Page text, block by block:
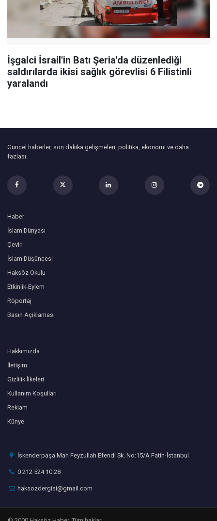
İşgalci İsrail'in Batı Şeria'da düzenlediği
saldırılarda ikisi sağlık görevlisi 6 Filistinli
yaralandı
Güncel haberler, son dakika gelişmeleri, politika, ekonomi ve daha
fazlası.
Haber
İslam Dünyası
Çeviri
İslam Düşüncesi
Haksöz Okulu
Etkinlik-Eylem
Röportaj
Basın Açıklaması
Hakkımızda
İletişim
Gizlilik İlkeleri
Kullanım Koşulları
Reklam
Künye
İskenderpaşa Mah Feyzullah Efendi Sk. No:15/A Fatih-İstanbul
0 212 524 10 28
haksozdergisi@gmail.com